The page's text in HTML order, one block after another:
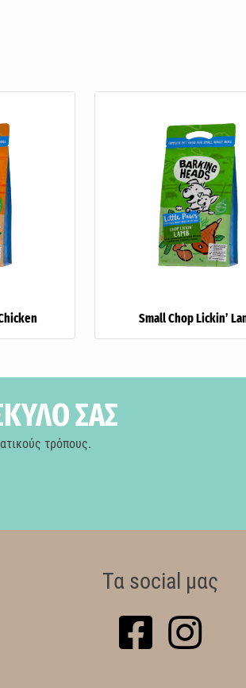
Small Chop Lickin’
ΣΑΣ
τρόπους.
Τα social μας